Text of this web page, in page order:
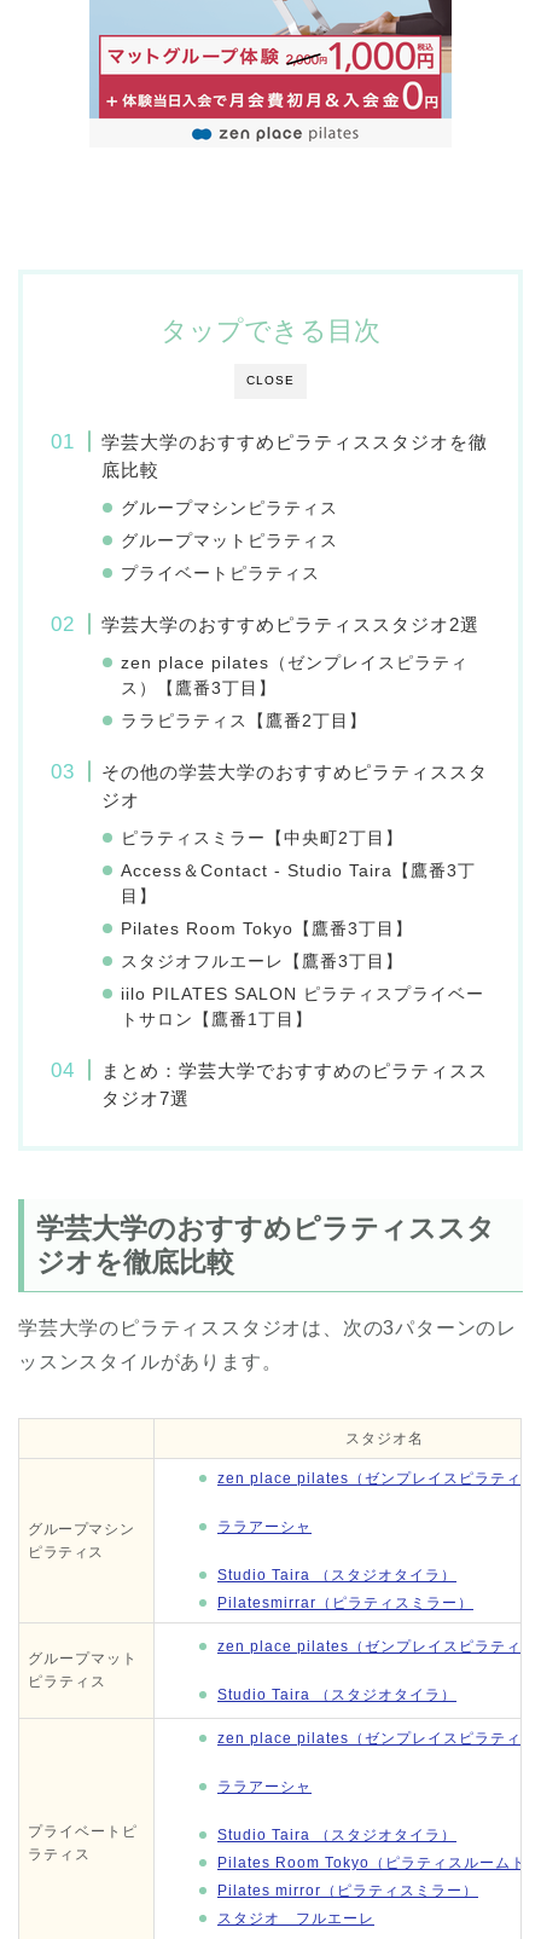
CLOSE
タップできる目次
学芸大学のおすすめピラティススタジオを徹
底比較
グループマシンピラティス
グループマットピラティス
プライベートピラティス
学芸大学のおすすめピラティススタジオ2選
zen place pilates（ゼンプレイスピラティ
ス）【鷹番3丁目】
ララピラティス【鷹番2丁目】
その他の学芸大学のおすすめピラティススタ
ジオ
ピラティスミラー【中央町2丁目】
Access＆Contact ‐ Studio Taira【鷹番3丁
目】
Pilates Room Tokyo【鷹番3丁目】
スタジオフルエーレ【鷹番3丁目】
iilo PILATES SALON ピラティスプライベー
トサロン【鷹番1丁目】
まとめ：学芸大学でおすすめのピラティスス
タジオ7選
学芸大学のおすすめピラティススタ
ジオを徹底比較
学芸大学のピラティススタジオは、次の3パターンのレ
ッスンスタイルがあります。
スタジオ名
グループマシン
ピラティス
zen place pilates（ゼンプレイスピラティス
ララアーシャ
Studio Taira （スタジオタイラ）
Pilatesmirrar（ピラティスミラー）
グループマット
ピラティス
zen place pilates（ゼンプレイスピラティス
Studio Taira （スタジオタイラ）
プライベートピ
ラティス
zen place pilates（ゼンプレイスピラティス
ララアーシャ
Studio Taira （スタジオタイラ）
Pilates Room Tokyo（ピラティスルームト
Pilates mirror（ピラティスミラー）
スタジオ フルエーレ